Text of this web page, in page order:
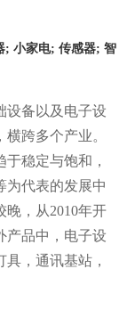
; 小家电; 传感器; 智
设备以及电子设
跨多个产业。
稳定与饱和，
为代表的发展中
晚，从2010年开
产品中，电子设
，通讯基站，